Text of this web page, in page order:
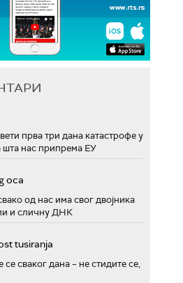
прва три дана катастрофе у
шта нас припрема ЕУ
oca
од нас има свог двојника
и сличну ДНК
tusiranja
се сваког дана – не стидите се,